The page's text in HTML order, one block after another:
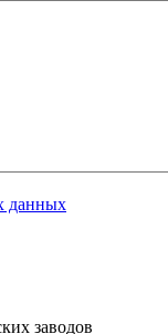
данных
заводов